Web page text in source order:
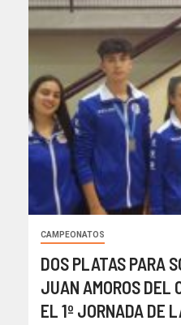
CAMPEONATOS
DOS PLATAS PARA
JUAN AMOROS DEL
EL 1º JORNADA DE